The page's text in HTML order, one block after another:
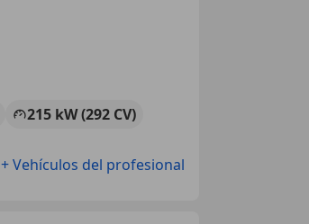
215 kW (292 CV)
+ Vehículos del profesional